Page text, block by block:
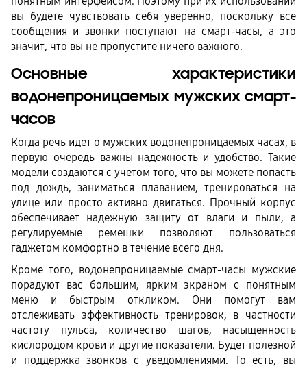
вы будете чувствовать себя уверенно, поскольку все
сообщения и звонки поступают на смарт-часы, а это
значит, что вы не пропустите ничего важного.
Основные характеристики
водонепроницаемых мужских смарт-
часов
Когда речь идет о мужских водонепроницаемых часах, в
первую очередь важны надежность и удобство. Такие
модели создаются с учетом того, что вы можете попасть
под дождь, заниматься плаванием, тренироваться на
улице или просто активно двигаться. Прочный корпус
обеспечивает надежную защиту от влаги и пыли, а
регулируемые ремешки позволяют пользоваться
гаджетом комфортно в течение всего дня.
Кроме того, водонепроницаемые смарт-часы мужские
порадуют вас большим, ярким экраном с понятным
меню и быстрым откликом. Они помогут вам
отслеживать эффективность тренировок, в частности
частоту пульса, количество шагов, насыщенность
кислородом крови и другие показатели. Будет полезной
и поддержка звонков с уведомлениями. То есть, вы